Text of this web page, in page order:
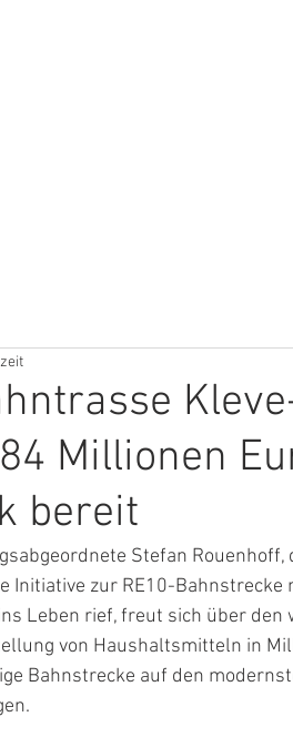
Millionen
bereit
Stefan
Initiative zur RE10-
Leben rief, freut sich über
von Haushaltsmitteln in
Bahnstrecke auf den